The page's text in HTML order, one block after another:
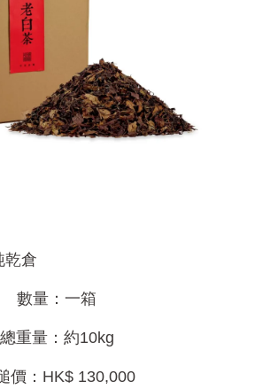
乾倉
數量：一箱
總重量：約10kg
價：HK$ 130,000